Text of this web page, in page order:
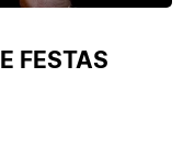
FESTAS